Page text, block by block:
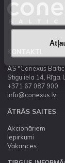
AS "Conexus
Stigu iela 14, Rīga,
+371 67 087 900
info@conexus.lv
ĀTRĀS SAITES
Akcionāriem
Iepirkumi
Vakances